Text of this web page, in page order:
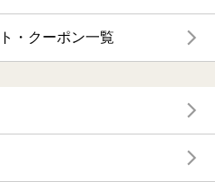
・クーポン一覧